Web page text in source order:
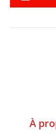
À